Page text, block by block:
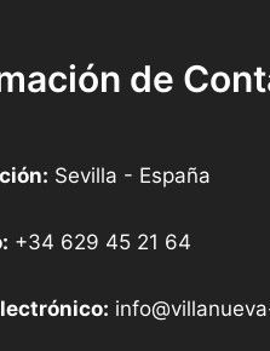
de
Sevilla - España
+34 629 45 21 64